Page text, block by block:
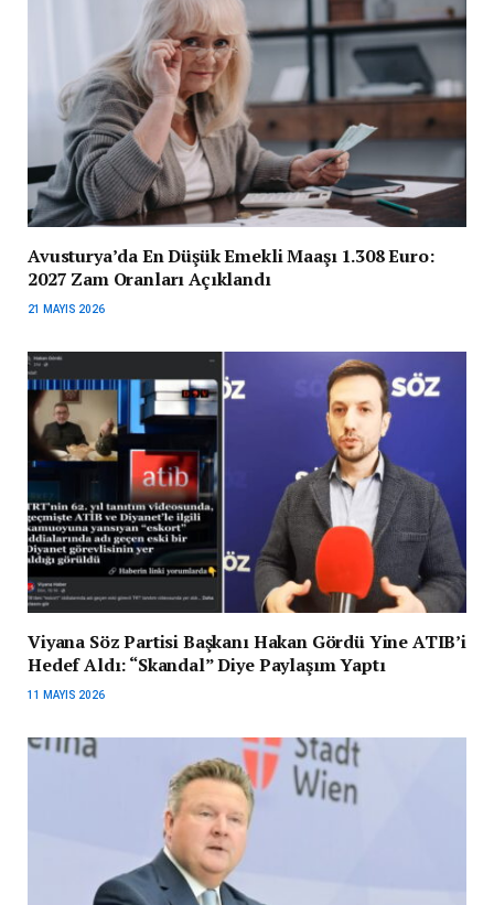
Avusturya’da En Düşük Emekli Maaşı 1.308 Euro:
2027 Zam Oranları Açıklandı
21 MAYIS 2026
Viyana Söz Partisi Başkanı Hakan Gördü Yine ATIB’i
Hedef Aldı: “Skandal” Diye Paylaşım Yaptı
11 MAYIS 2026